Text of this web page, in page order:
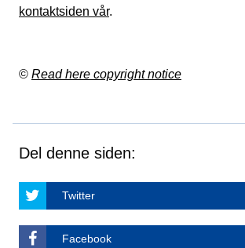
kontaktsiden vår.
© Read here copyright notice
Del denne siden:
Twitter
Facebook